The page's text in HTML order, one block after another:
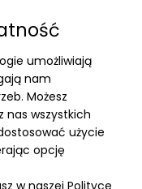
umożliwiają
nam
Możesz
nas wszystkich
użycie
opcję
w naszej Polityce